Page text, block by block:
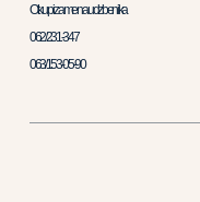
Otkup i zamena udzbenika
062/231-347
063/153-05-90